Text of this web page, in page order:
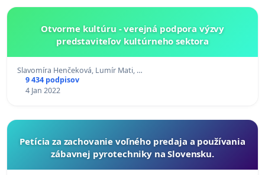
Otvorme kultúru - verejná podpora výzvy
predstaviteľov kultúrneho sektora
Slavomíra Henčeková, Lumír Mati, …
9 434 podpisov
4 Jan 2022
Petícia za zachovanie voľného predaja a používania
zábavnej pyrotechniky na Slovensku.